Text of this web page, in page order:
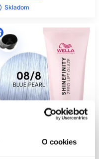
O cookies
Skladom ㅤ